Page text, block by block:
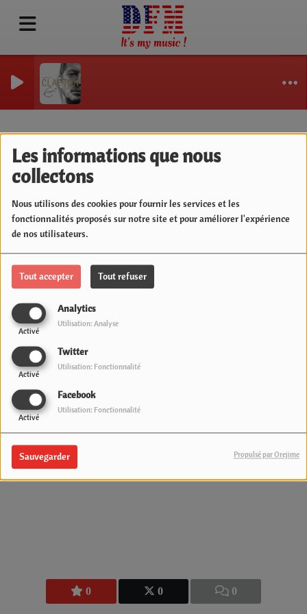
Les informations que nous
collectons
Nous utilisons des cookies pour fournir les services et les
fonctionnalités proposés sur notre site et pour améliorer l'expérience
de nos utilisateurs.
Tout accepter Tout refuser
Analytics
Activé
Utilisation: Analyse
Twitter
Activé
Utilisation: Fonctionnalité
Facebook
Activé
Utilisation: Fonctionnalité
Sauvegarder Propulsé par Orejime
Test
0 0 0
08 AOÛT 2019
Test
Commentaires(0)
SE CONNECTER